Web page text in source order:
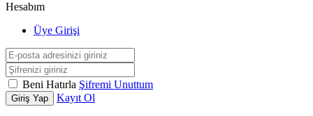
Hesabım
Üye Girişi
Beni Hatırla Şifremi Unuttum
Giriş Yap Kayıt Ol